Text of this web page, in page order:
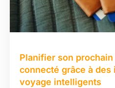
Planifier son
connecté grâce à des
voyage intelligents